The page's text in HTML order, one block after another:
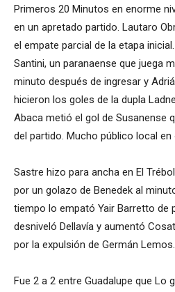
Primeros 20 Minutos en enorme
en un apretado partido. Lautaro
el empate parcial de la etapa
Santini, un paranaense que juega
minuto después de ingresar y
hicieron los goles de la dupla
Abaca metió el gol de Susanense
del partido. Mucho público local en
Sastre hizo para ancha en El
por un golazo de Benedek al
tiempo lo empató Yair Barretto de
desniveló Dellavía y aumentó
por la expulsión de Germán Lemos.
Fue 2 a 2 entre Guadalupe que Lo